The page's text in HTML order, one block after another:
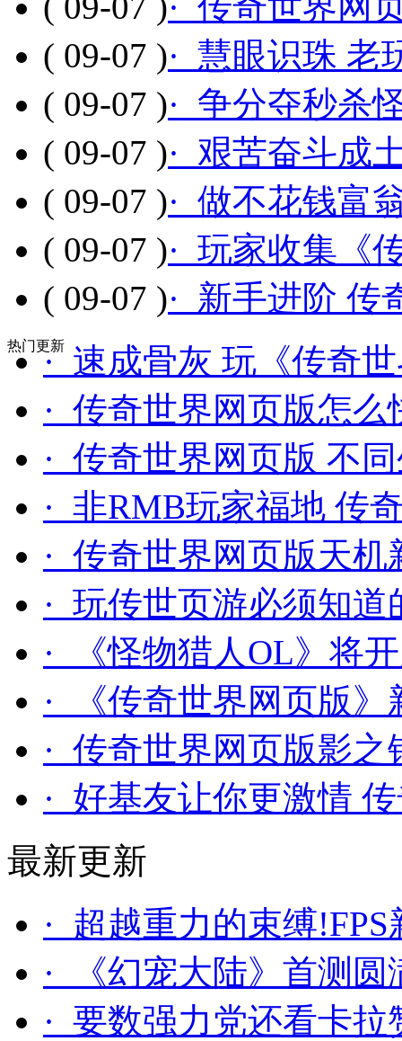
( 09-07 )· 慧眼识珠 老
( 09-07 )· 争分夺秒杀
( 09-07 )· 艰苦奋斗成
( 09-07 )· 做不花钱富
( 09-07 )· 玩家收集《
( 09-07 )· 新手进阶 传
热门更新· 速成骨灰 玩《传奇
· 传奇世界网页版怎
· 传奇世界网页版 不
· 非RMB玩家福地 传
· 传奇世界网页版天
· 玩传世页游必须知
· 《怪物猎人OL》将
· 《传奇世界网页版
· 传奇世界网页版影
· 好基友让你更激情
最新更新
· 超越重力的束缚
· 《幻宠大陆》首测
· 要数强力党还看卡